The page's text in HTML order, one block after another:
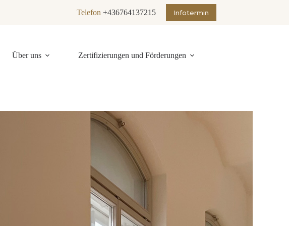
Telefon +436764137215 Infotermin
Über uns Zertifizierungen und Förderungen